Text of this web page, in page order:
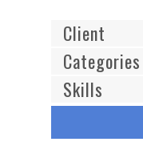
Client
Categories
Skills